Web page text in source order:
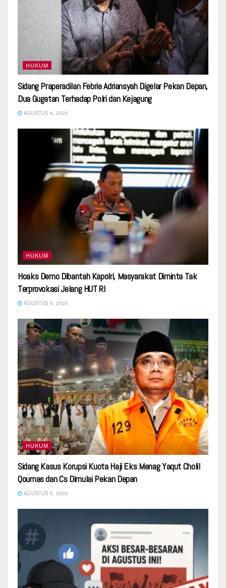
HUKUM
Sidang Praperadilan Febrie Adriansyah Digelar Pekan Depan,
Dua Gugatan Terhadap Polri dan Kejagung
AGUSTUS 6, 2026
HUKUM
Hoaks Demo Dibantah Kapolri, Masyarakat Diminta Tak
Terprovokasi Jelang HUT RI
AGUSTUS 6, 2026
HUKUM
Sidang Kasus Korupsi Kuota Haji Eks Menag Yaqut Cholil
Qoumas dan Cs Dimulai Pekan Depan
AGUSTUS 5, 2026